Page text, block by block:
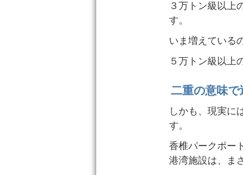
３万トン級以上
す。
いま増えている
５万トン級以上
二重の意味で
しかも、現実に
す。
香椎パークポー
港湾施設は、ま